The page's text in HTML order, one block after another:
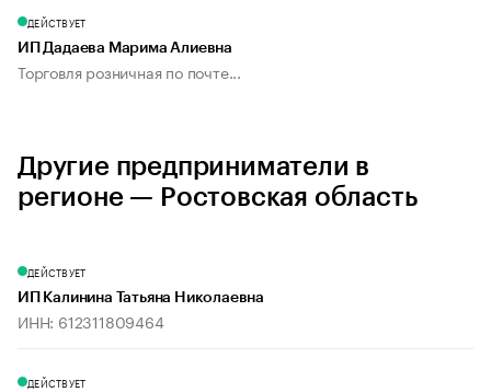
ДЕЙСТВУЕТ
ИП Дадаева Марима Алиевна
Торговля розничная по почте...
Другие предприниматели в
регионе — Ростовская область
ДЕЙСТВУЕТ
ИП Калинина Татьяна Николаевна
ИНН: 612311809464
ДЕЙСТВУЕТ